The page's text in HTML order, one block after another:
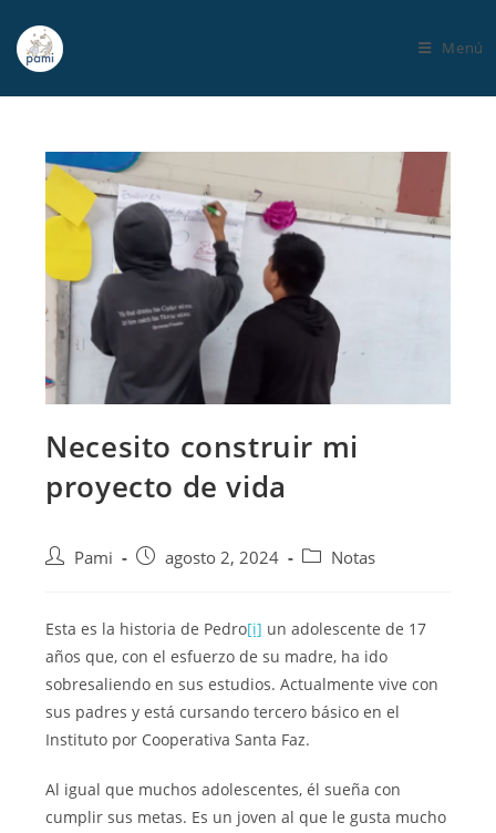
Menú
Necesito construir mi
proyecto de vida
Pami agosto 2, 2024 Notas
Esta es la historia de Pedro[i] un adolescente de 17
años que, con el esfuerzo de su madre, ha ido
sobresaliendo en sus estudios. Actualmente vive con
sus padres y está cursando tercero básico en el
Instituto por Cooperativa Santa Faz.
Al igual que muchos adolescentes, él sueña con
cumplir sus metas. Es un joven al que le gusta mucho